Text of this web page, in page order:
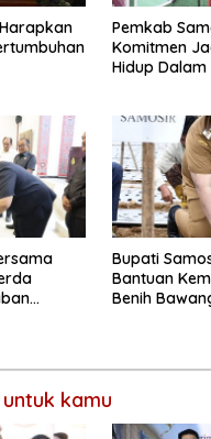
Pemkab
Komitmen
Hidup
Bupati
Bantuan
Benih
kamu